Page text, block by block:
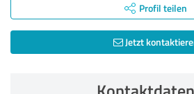
Profil teilen
Jetzt